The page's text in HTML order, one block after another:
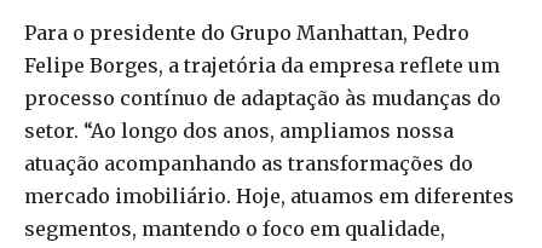
Para o presidente do Grupo Manhattan, Pedro
Felipe Borges, a trajetória da empresa reflete um
processo contínuo de adaptação às mudanças do
setor. “Ao longo dos anos, ampliamos nossa
atuação acompanhando as transformações do
mercado imobiliário. Hoje, atuamos em diferentes
segmentos, mantendo o foco em qualidade,